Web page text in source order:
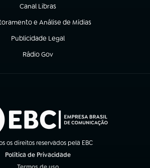
Canal Libras
(abre em nova aba)
e Análise de Mídias
nova aba)
Publicidade Legal
(abre em nova aba)
Rádio Gov
(abre em nova aba)
os direitos reservados pela EBC
Política de Privacidade